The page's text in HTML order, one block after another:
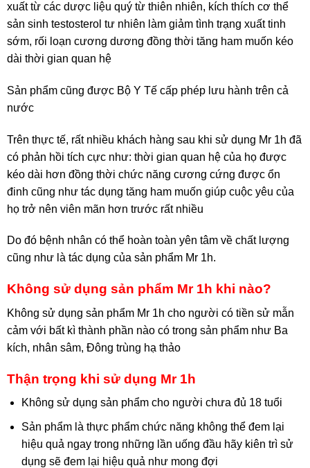
xuất từ các dược liệu quý từ thiên nhiên, kích thích cơ thể
sản sinh testosterol tư nhiên làm giảm tình trạng xuất tinh
sớm, rối loạn cương dương đồng thời tăng ham muốn kéo
dài thời gian quan hệ
Sản phẩm cũng được Bộ Y Tế cấp phép lưu hành trên cả
nước
Trên thực tế, rất nhiều khách hàng sau khi sử dụng Mr 1h đã
có phản hồi tích cực như: thời gian quan hệ của họ được
kéo dài hơn đồng thời chức năng cương cứng được ổn
đinh cũng như tác dụng tăng ham muốn giúp cuộc yêu của
họ trở nên viên mãn hơn trước rất nhiều
Do đó bệnh nhân có thể hoàn toàn yên tâm về chất lượng
cũng như là tác dụng của sản phẩm Mr 1h.
Không sử dụng sản phẩm Mr 1h khi nào?
Không sử dụng sản phẩm Mr 1h cho người có tiền sử mẫn
cảm với bất kì thành phần nào có trong sản phẩm như Ba
kích, nhân sâm, Đông trùng hạ thảo
Thận trọng khi sử dụng Mr 1h
Không sử dụng sản phẩm cho người chưa đủ 18 tuổi
Sản phẩm là thực phẩm chức năng không thể đem lại
hiệu quả ngay trong những lần uống đầu hãy kiên trì sử
dụng sẽ đem lại hiệu quả như mong đợi